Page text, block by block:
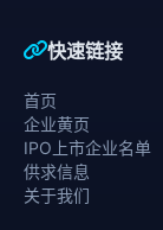
快速链接
首页
企业黄页
IPO上市企业名单
供求信息
关于我们